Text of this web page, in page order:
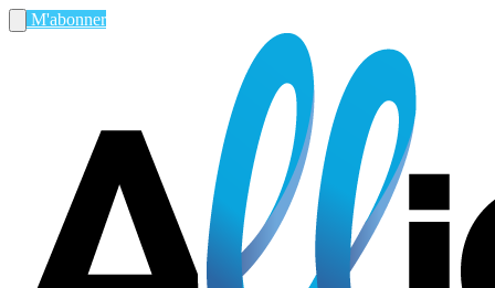
M'abonner